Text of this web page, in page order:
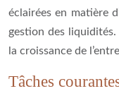
éclairées en matière
gestion des
la croissance de
Tâches